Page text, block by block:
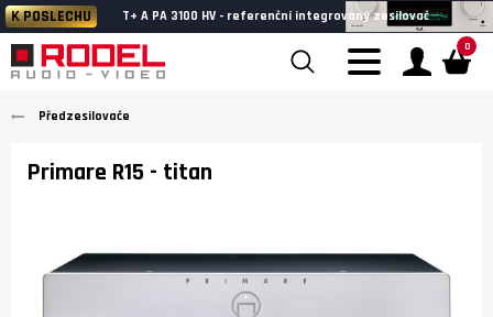
K POSLECHU T+ A PA 3100 HV - referenční integrovaný zesilovač
0
Předzesilovače
Primare R15 - titan